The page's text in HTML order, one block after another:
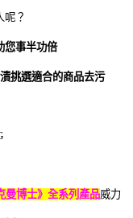
呢？
您事半功倍
挑選適合的商品去污
曼博士》 全系列產品威力